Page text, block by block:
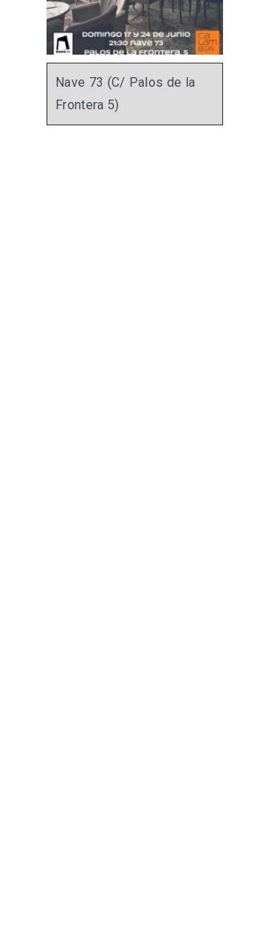
Nave 73 (C/ Palos de la
Frontera 5)